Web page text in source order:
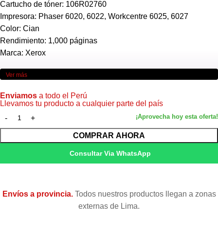
Cartucho de tóner: 106R02760
Impresora: Phaser 6020, 6022, Workcentre 6025, 6027
Color: Cian
Rendimiento: 1,000 páginas
Marca: Xerox
Ver más
Enviamos a todo el Perú
Llevamos tu producto a cualquier parte del país
COMPRAR AHORA
Consultar Via WhatsApp
Envíos a provincia.Todos nuestros productos llegan a zonas
externas de Lima.